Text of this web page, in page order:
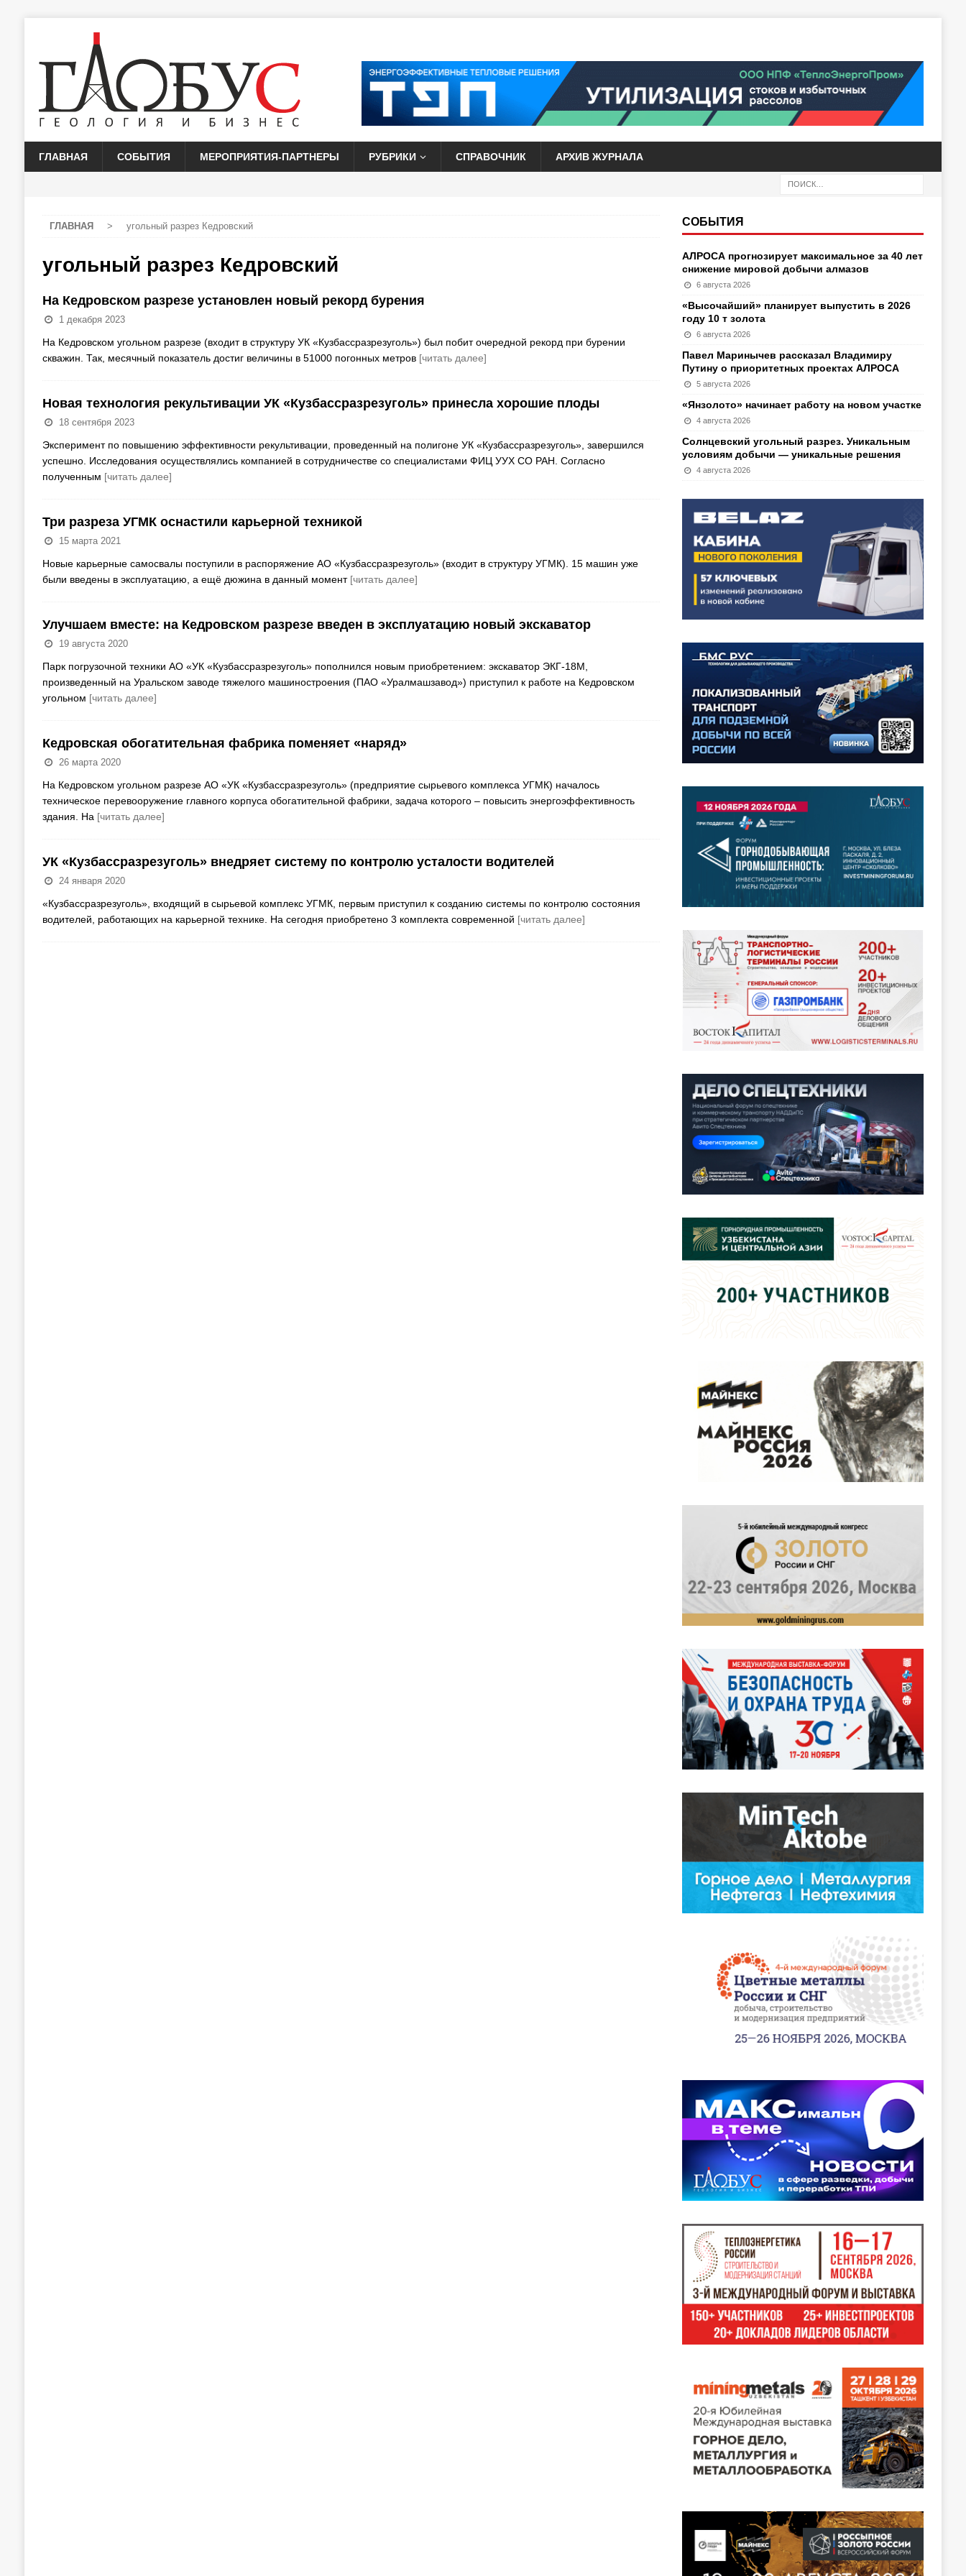
ГЛАВНАЯ СОБЫТИЯ МЕРОПРИЯТИЯ-ПАРТНЕРЫ РУБРИКИ СПРАВОЧНИК АРХИВ ЖУРНАЛА
ГЛАВНАЯ > угольный разрез Кедровский
угольный разрез Кедровский
На Кедровском разрезе установлен новый рекорд бурения
1 декабря 2023
На Кедровском угольном разрезе (входит в структуру УК «Кузбассразрезуголь») был побит очередной рекорд при бурении
скважин. Так, месячный показатель достиг величины в 51000 погонных метров [читать далее]
Новая технология рекультивации УК «Кузбассразрезуголь» принесла хорошие плоды
18 сентября 2023
Эксперимент по повышению эффективности рекультивации, проведенный на полигоне УК «Кузбассразрезуголь», завершился
успешно. Исследования осуществлялись компанией в сотрудничестве со специалистами ФИЦ УУХ СО РАН. Согласно
полученным [читать далее]
Три разреза УГМК оснастили карьерной техникой
15 марта 2021
Новые карьерные самосвалы поступили в распоряжение АО «Кузбассразрезуголь» (входит в структуру УГМК). 15 машин уже
были введены в эксплуатацию, а ещё дюжина в данный момент [читать далее]
Улучшаем вместе: на Кедровском разрезе введен в эксплуатацию новый экскаватор
19 августа 2020
Парк погрузочной техники АО «УК «Кузбассразрезуголь» пополнился новым приобретением: экскаватор ЭКГ-18М,
произведенный на Уральском заводе тяжелого машиностроения (ПАО «Уралмашзавод») приступил к работе на Кедровском
угольном [читать далее]
Кедровская обогатительная фабрика поменяет «наряд»
26 марта 2020
На Кедровском угольном разрезе АО «УК «Кузбассразрезуголь» (предприятие сырьевого комплекса УГМК) началось
техническое перевооружение главного корпуса обогатительной фабрики, задача которого – повысить энергоэффективность
здания. На [читать далее]
УК «Кузбассразрезуголь» внедряет систему по контролю усталости водителей
24 января 2020
«Кузбассразрезуголь», входящий в сырьевой комплекс УГМК, первым приступил к созданию системы по контролю состояния
водителей, работающих на карьерной технике. На сегодня приобретено 3 комплекта современной [читать далее]
СОБЫТИЯ
АЛРОСА прогнозирует максимальное за 40 лет
снижение мировой добычи алмазов
6 августа 2026
«Высочайший» планирует выпустить в 2026
году 10 т золота
6 августа 2026
Павел Маринычев рассказал Владимиру
Путину о приоритетных проектах АЛРОСА
5 августа 2026
«Янзолото» начинает работу на новом участке
4 августа 2026
Солнцевский угольный разрез. Уникальным
условиям добычи — уникальные решения
4 августа 2026